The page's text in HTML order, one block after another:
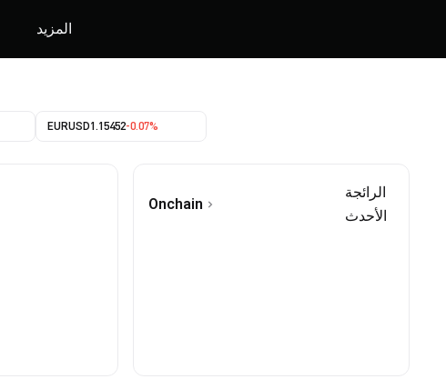
المزيد
EURUSD1.15452-0.07%
Onchain
الرائجة
الأحدث